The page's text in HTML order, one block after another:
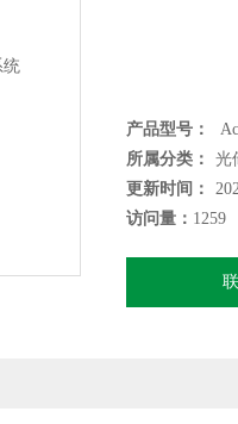
产品型号：
所属分类：
光
更新时间：
访问量： 1259